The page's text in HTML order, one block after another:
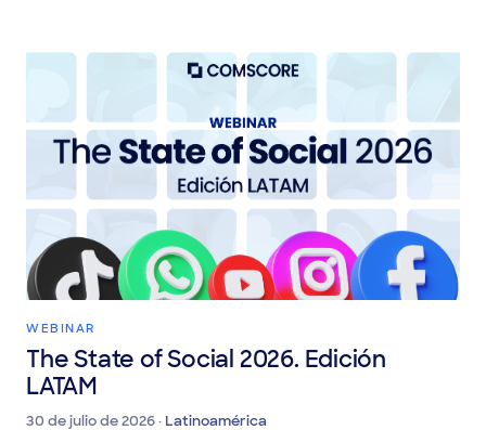
WEBINAR
The State of Social 2026. Edición
LATAM